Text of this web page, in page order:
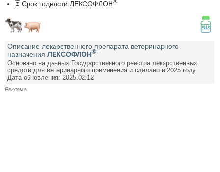
⏳ Срок годности ЛЕКСОФЛОН®
Описание лекарственного препарата ветеринарного
назначения ЛЕКСОФЛОН®
Основано на данных Государственного реестра лекарственных
средств для ветеринарного применения и сделано в 2025 году
Дата обновления: 2025.02.12
Реклама